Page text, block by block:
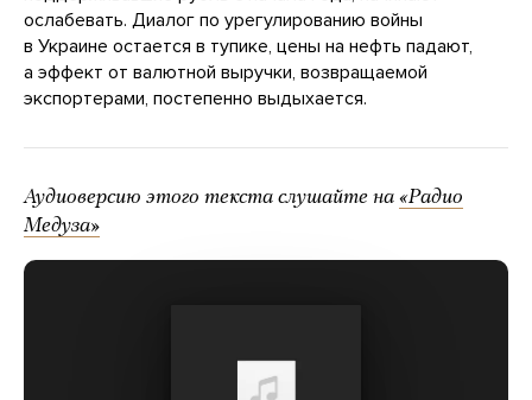
ослабевать. Диалог по урегулированию войны
в Украине остается в тупике, цены на нефть падают,
а эффект от валютной выручки, возвращаемой
экспортерами, постепенно выдыхается.
Аудиоверсию этого текста слушайте на «Радио
Медуза»